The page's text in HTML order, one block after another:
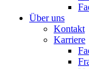
Über uns
Kontakt
Karriere